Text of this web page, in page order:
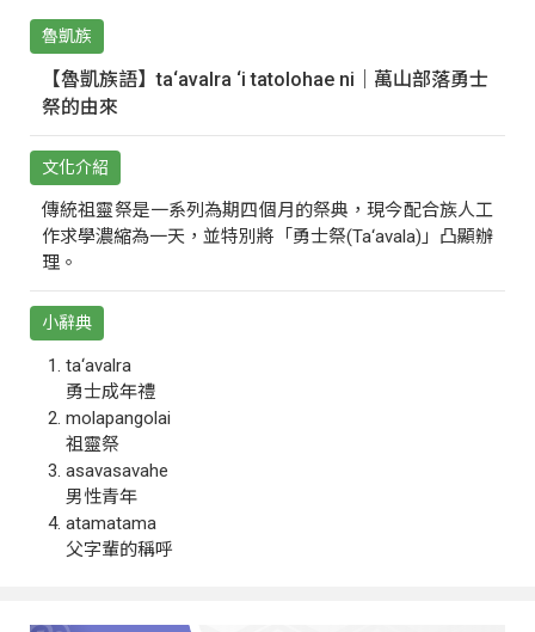
魯凱族
【魯凱族語】ta‘avalra ‘i tatolohae ni｜萬山部落勇士
祭的由來
文化介紹
傳統祖靈祭是一系列為期四個月的祭典，現今配合族人工
作求學濃縮為一天，並特別將「勇士祭(Ta‘avala)」凸顯辦
理。
小辭典
ta‘avalra
勇士成年禮
molapangolai
祖靈祭
asavasavahe
男性青年
atamatama
父字輩的稱呼